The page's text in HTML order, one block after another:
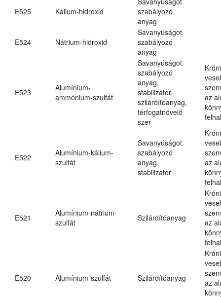
E525 Kálium-hidroxid
szabályozó
anyag
E524 Nátrium-hidroxid
Savanyúságot
szabályozó
anyag
E523
Alumínium-
ammónium-szulfát
Savanyúságot
szabályozó
anyag,
stabilizátor,
szilárdítóanyag,
térfogatnövelő
szer
az
E522
Alumínium-kálium-
szulfát
Savanyúságot
szabályozó
anyag,
stabilizátor
az
E521
Alumínium-nátrium-
szulfát
Szilárdítóanyag
az
E520 Alumínium-szulfát Szilárdítóanyag
az